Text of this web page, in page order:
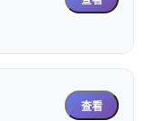
查看